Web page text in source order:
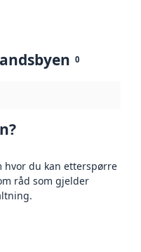
0
hvor du kan etterspørre
råd som gjelder